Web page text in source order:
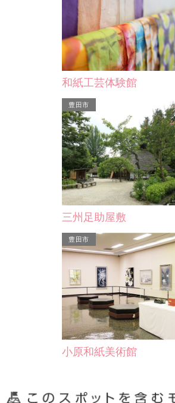
伊賀川の桜並木
700本が植えられています。
なると桜がトンネルのよ…
和紙工芸体験館
豊田市
三州足助屋敷
豊田市
小原和紙美術館